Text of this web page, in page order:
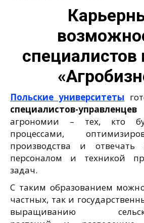
специалистов
Польские университеты
специалистов-управленцев
агрономии – тех, кто
процессами,
производства и отвечать
персоналом и техникой
задач.
С таким образованием
частных, так и
выращиванию